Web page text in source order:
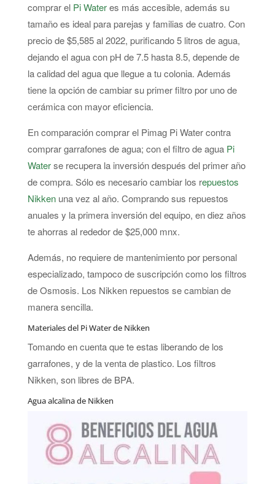
comprar el Pi Wateres más accesible, además su
tamaño es ideal para parejas y familias de cuatro. Con
precio de $5,585 al 2022, purificando 5 litros de agua,
dejando el agua con pH de 7.5 hasta 8.5, depende de
la calidad del agua que llegue a tu colonia. Además
tiene la opción de cambiar su primer filtro por uno de
cerámica con mayor eficiencia.
En comparación comprar el Pimag Pi Water contra
comprar garrafones de agua; con el filtro de aguaPi
Waterse recupera la inversión después del primer año
de compra. Sólo es necesario cambiar los repuestos
Nikkenuna vez al año. Comprando sus repuestos
anuales y la primera inversión del equipo, en diez años
te ahorras al rededor de $25,000 mnx.
Además, no requiere de mantenimiento por personal
especializado, tampoco de suscripción como los filtros
de Osmosis. Los Nikken repuestos se cambian de
manera sencilla.
Materiales del Pi Water de Nikken
Tomando en cuenta que te estas liberando de los
garrafones, y de la venta de plastico. Los filtros
Nikken, son libres de BPA.
Agua alcalina de Nikken